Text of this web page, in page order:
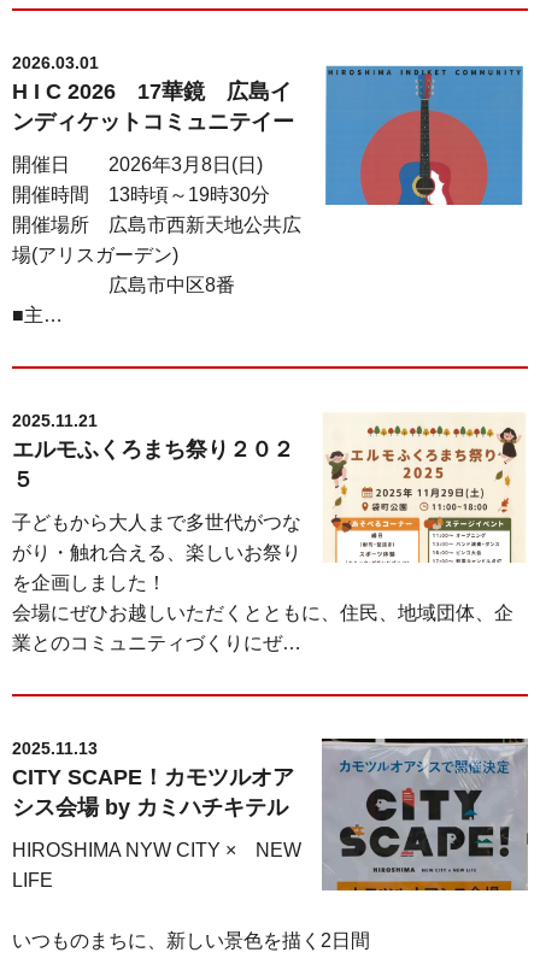
2026.03.01
H I C 2026 17華鏡 広島イ
ンディケットコミュニテイー
開催日 2026年3月8日(日)
開催時間 13時頃～19時30分
開催場所 広島市西新天地公共広
場(アリスガーデン)
広島市中区8番
■主…
2025.11.21
エルモふくろまち祭り２０２
５
子どもから大人まで多世代がつな
がり・触れ合える、楽しいお祭り
を企画しました！
会場にぜひお越しいただくとともに、住民、地域団体、企
業とのコミュニティづくりにぜ…
2025.11.13
CITY SCAPE！カモツルオア
シス会場 by カミハチキテル
HIROSHIMA NYW CITY × NEW
LIFE
いつものまちに、新しい景色を描く2日間